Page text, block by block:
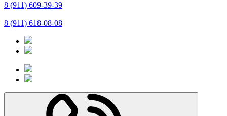
8 (911) 609-39-39
8 (911) 618-08-08